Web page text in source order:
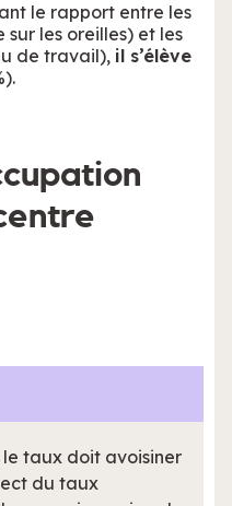
le rapport entre les
les oreilles) et les
de travail), il s’élève
le taux doit avoisiner
du taux